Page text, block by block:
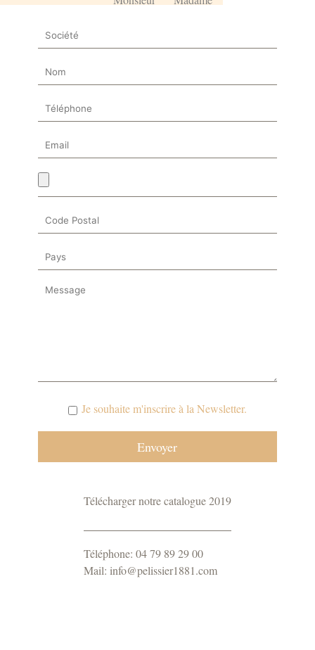
Je souhaite m'inscrire à la Newsletter.
Télécharger notre catalogue 2019
Téléphone: 04 79 89 29 00
Mail: info@pelissier1881.com